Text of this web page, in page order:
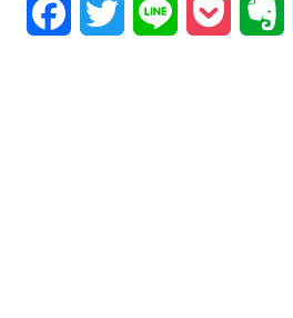
FacebookTwitter Line Pocket